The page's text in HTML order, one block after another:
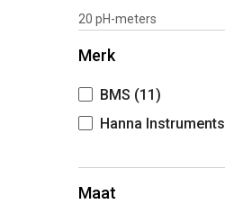
20 pH-meters
Merk
BMS (11)
Hanna Instruments
Maat